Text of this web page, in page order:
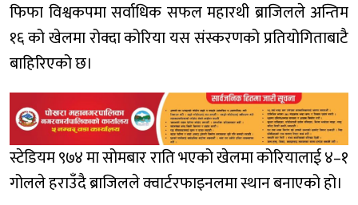
फिफा विश्वकपमा सर्वाधिक सफल महारथी ब्राजिलले अन्तिम
१६ को खेलमा रोक्दा कोरिया यस संस्करणको प्रतियोगिताबाटै
बाहिरिएको छ।
स्टेडियम ९७४ मा सोमबार राति भएको खेलमा कोरियालाई ४–१
गोलले हराउँदै ब्राजिलले क्वार्टरफाइनलमा स्थान बनाएको हो।